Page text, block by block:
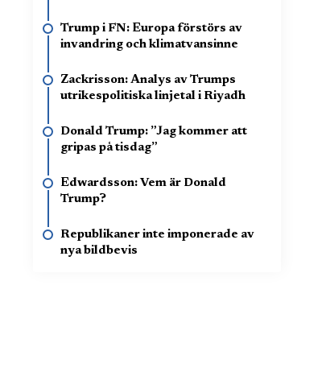
Trump i FN: Europa förstörs av
invandring och klimatvansinne
Zackrisson: Analys av Trumps
utrikespolitiska linjetal i Riyadh
Donald Trump: ”Jag kommer att
gripas på tisdag”
Edwardsson: Vem är Donald
Trump?
Republikaner inte imponerade av
nya bildbevis